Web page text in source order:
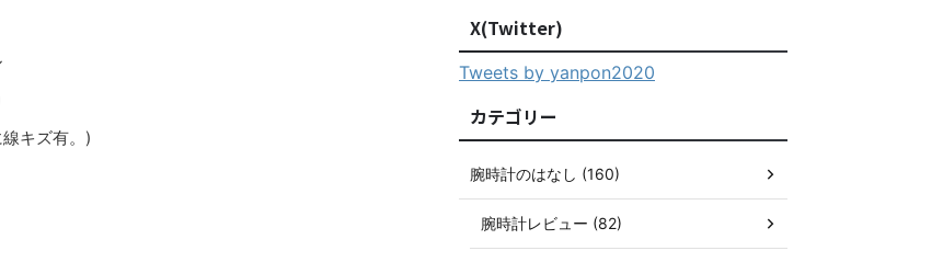
キズ有。)
X(Twitter)
Tweets by yanpon2020
カテゴリー
腕時計のはなし (160)
腕時計レビュー (82)